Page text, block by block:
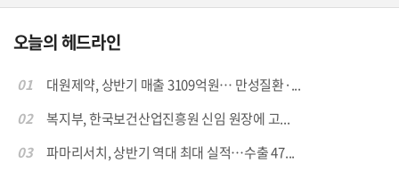
오늘의 헤드라인
01
대원제약, 상반기 매출 3109억원… 만성질환·...
02
복지부, 한국보건산업진흥원 신임 원장에 고...
03
파마리서치, 상반기 역대 최대 실적…수출 47...